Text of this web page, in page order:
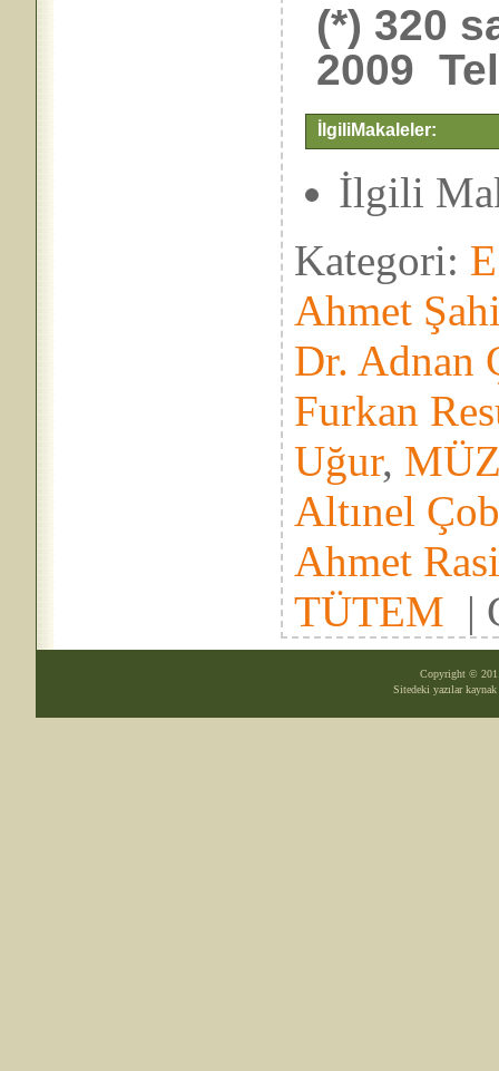
(*) 320
2009
İlgiliMakaleler:
İlgili
Kategori:
Ahmet
Dr. Adnan
Furkan
Uğur,
Altınel
Ahmet
TÜTEM |
Copyright ©
Sitedeki yazılar